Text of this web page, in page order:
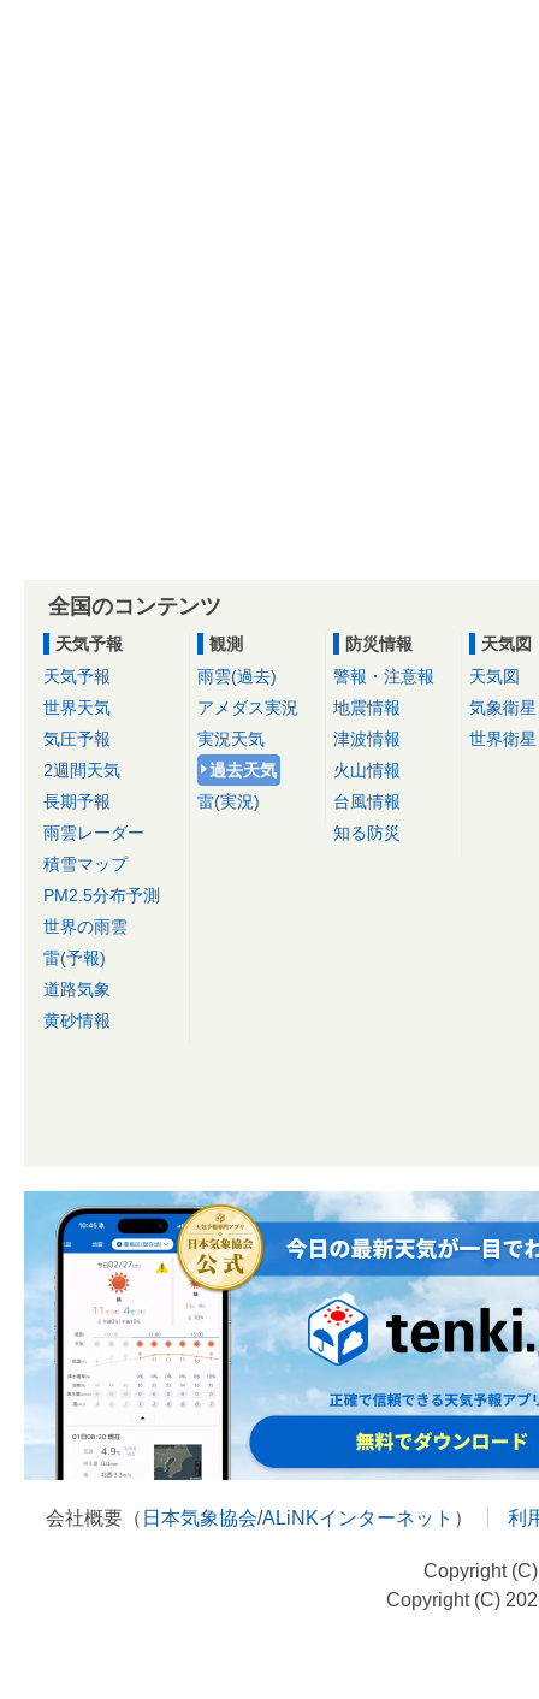
全国のコンテンツ
天気予報
天気予報
世界天気
気圧予報
2週間天気
長期予報
雨雲レーダー
積雪マップ
PM2.5分布予測
世界の雨雲
雷(予報)
道路気象
黄砂情報
観測
雨雲(過去)
アメダス実況
実況天気
過去天気
雷(実況)
防災情報
警報・注意報
地震情報
津波情報
火山情報
台風情報
知る防災
天気図
天気図
気象衛星
世界衛星
会社概要（ 日本気象協会/ALiNKインターネット ） 利
Copyright
Copyright (C)